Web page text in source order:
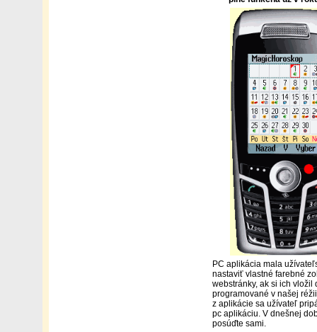
PC aplikácia mala
nastaviť vlastné farebné
webstránky, ak si ich vložil
programované v našej
z aplikácie sa užívateľ
pc aplikáciu. V dnešnej
posúďte sami.